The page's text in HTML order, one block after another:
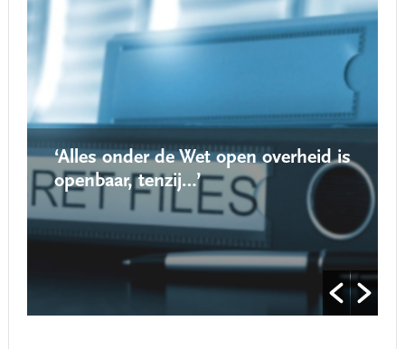
‘Alles onder de Wet open overheid is
openbaar, tenzij…’